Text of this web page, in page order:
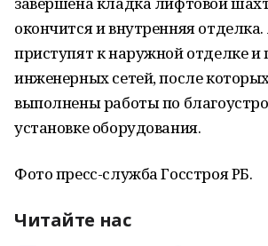
окончится и внутренняя
приступят к наружной отделке и
инженерных сетей, после
выполнены работы по
установке оборудования.
Фото пресс-служба Госстроя РБ.
Читайте нас